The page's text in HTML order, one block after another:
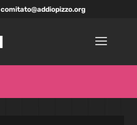
comitato@addiopizzo.org